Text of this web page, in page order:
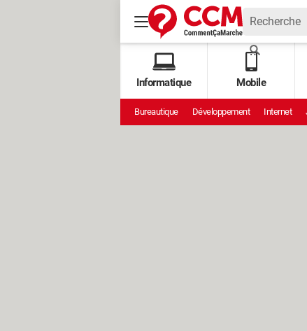
Informatique Mobile
Bureautique Développement Internet